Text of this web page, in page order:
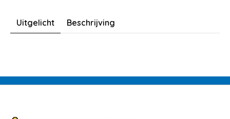
Uitgelicht Beschrijving